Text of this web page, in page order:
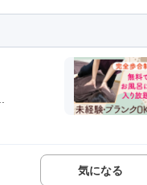
気になる